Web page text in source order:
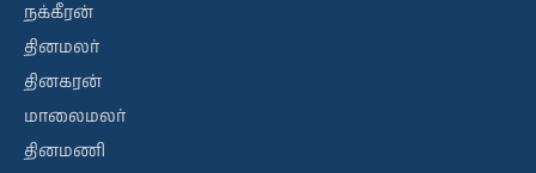
நக்கீரன்
தினமலர்
தினகரன்
மாலைமலர்
தினமணி